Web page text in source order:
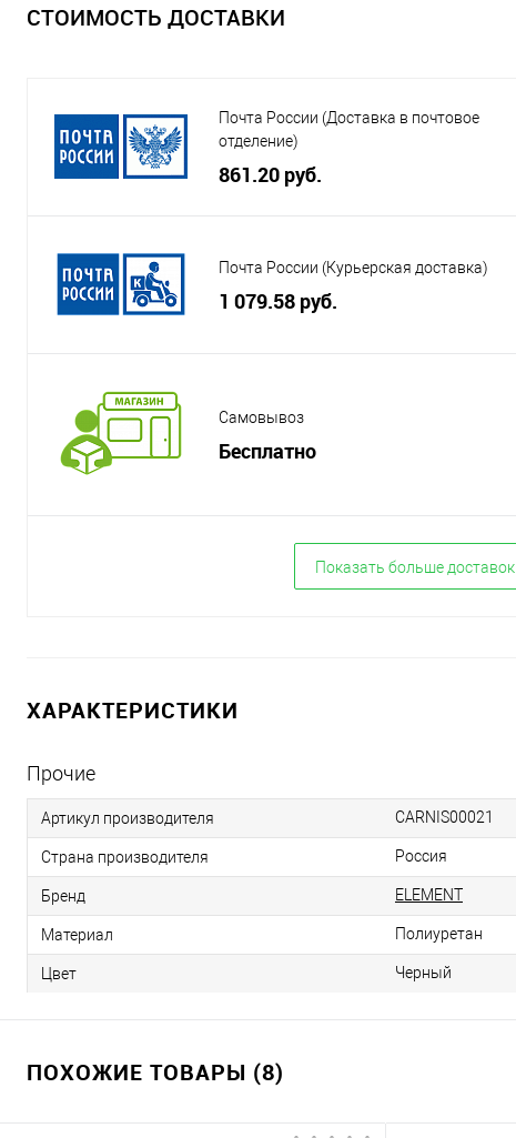
СТОИМОСТЬ ДОСТАВКИ
Почта России (Доставка в почтовое
отделение)
861.20 руб.
Почта России (Курьерская доставка)
1 079.58 руб.
Самовывоз
Бесплатно
Показать больше доставок
ХАРАКТЕРИСТИКИ
Прочие
Артикул производителя CARNIS00021
Страна производителя Россия
Бренд ELEMENT
Материал Полиуретан
Цвет Черный
ПОХОЖИЕ ТОВАРЫ (8)